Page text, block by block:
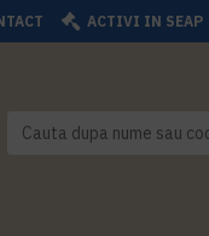
ACTIVI IN SEAP